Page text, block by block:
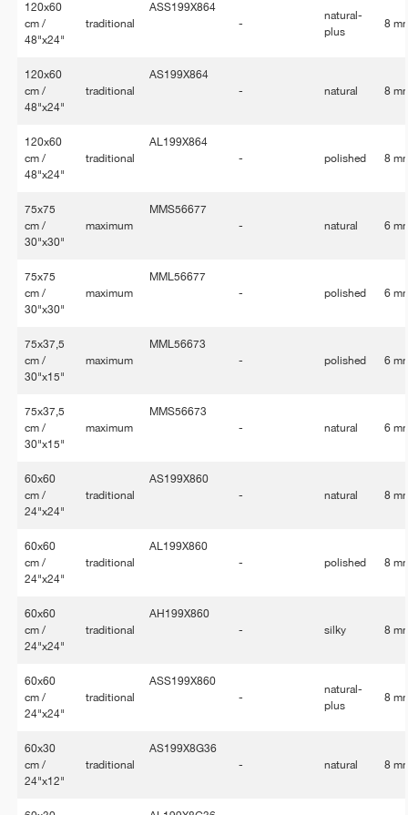
120x60
cm /
48"x24"
traditional
ASS199X864
-
natural-
plus
8
120x60
cm /
48"x24"
traditional
AS199X864
-
natural 8
120x60
cm /
48"x24"
traditional
AL199X864
-
polished 8
75x75
cm /
30"x30"
maximum
MMS56677
-
natural 6
75x75
cm /
30"x30"
maximum
MML56677
-
polished 6
75x37,5
cm /
30"x15"
maximum
MML56673
-
polished 6
75x37,5
cm /
30"x15"
maximum
MMS56673
-
natural 6
60x60
cm /
24"x24"
traditional
AS199X860
-
natural 8
60x60
cm /
24"x24"
traditional
AL199X860
-
polished 8
60x60
cm /
24"x24"
traditional
AH199X860
-
silky 8
60x60
cm /
24"x24"
traditional
ASS199X860
-
natural-
plus
8
60x30
cm /
24"x12"
traditional
AS199X8G36
-
natural 8